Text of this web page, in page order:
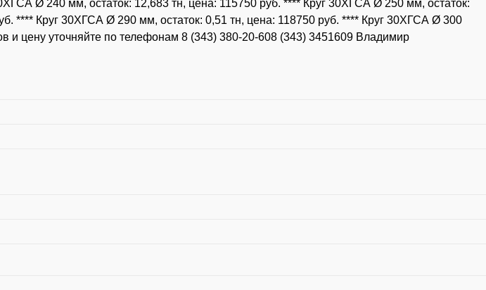
Ø 240 мм, остаток: 12,683 тн, цена: 115750 руб. **** Круг 30ХГСА Ø 250 мм, остаток:
**** Круг 30ХГСА Ø 290 мм, остаток: 0,51 тн, цена: 118750 руб. **** Круг 30ХГСА Ø 300
и цену уточняйте по телефонам 8 (343) 380-20-608 (343) 3451609 Владимир